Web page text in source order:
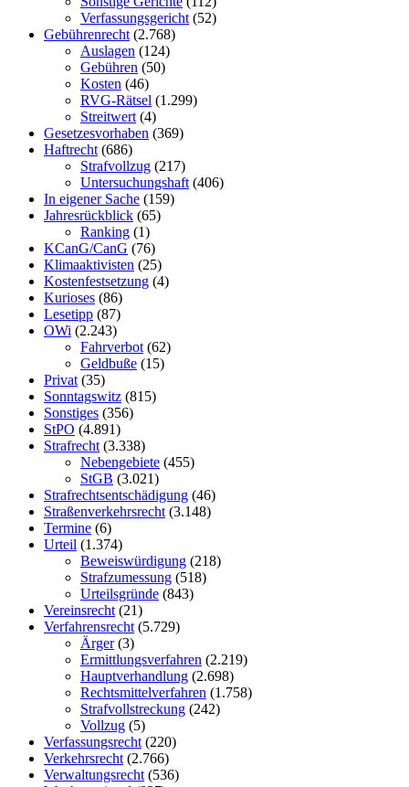
Verfassungsgericht(52)
Gebührenrecht(2.768)
Auslagen (124)
Gebühren (50)
Kosten (46)
RVG-Rätsel (1.299)
Streitwert(4)
Gesetzesvorhaben (369)
Haftrecht(686)
Strafvollzug (217)
Untersuchungshaft(406)
In eigener Sache (159)
Jahresrückblick (65)
Ranking (1)
KCanG/CanG (76)
Klimaaktivisten (25)
Kostenfestsetzung (4)
Kurioses (86)
Lesetipp (87)
OWi (2.243)
Fahrverbot(62)
Geldbuße (15)
Privat(35)
Sonntagswitz (815)
Sonstiges (356)
StPO (4.891)
Strafrecht(3.338)
Nebengebiete (455)
StGB (3.021)
Strafrechtsentschädigung (46)
Straßenverkehrsrecht(3.148)
Termine (6)
Urteil (1.374)
Beweiswürdigung (218)
Strafzumessung (518)
Urteilsgründe (843)
Vereinsrecht(21)
Verfahrensrecht(5.729)
Ärger(3)
Ermittlungsverfahren (2.219)
Hauptverhandlung (2.698)
Rechtsmittelverfahren (1.758)
Strafvollstreckung (242)
Vollzug (5)
Verfassungsrecht(220)
Verkehrsrecht(2.766)
Verwaltungsrecht(536)